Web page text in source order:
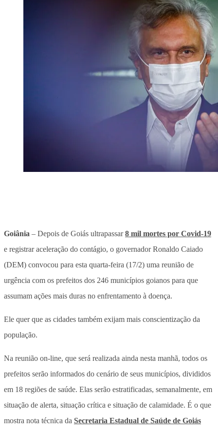
Goiânia – Depois de Goiás ultrapassar8 mil mortes por Covid-19
e registrar aceleração do contágio, o governador Ronaldo Caiado
(DEM) convocou para esta quarta-feira (17/2) uma reunião de
urgência com os prefeitos dos 246 municípios goianos para que
assumam ações mais duras no enfrentamento à doença.
Ele quer que as cidades também exijam mais conscientização da
população.
Na reunião on-line, que será realizada ainda nesta manhã, todos os
prefeitos serão informados do cenário de seus municípios, divididos
em 18 regiões de saúde. Elas serão estratificadas, semanalmente, em
situação de alerta, situação crítica e situação de calamidade. É o que
mostra nota técnica da Secretaria Estadual de Saúde de Goiás